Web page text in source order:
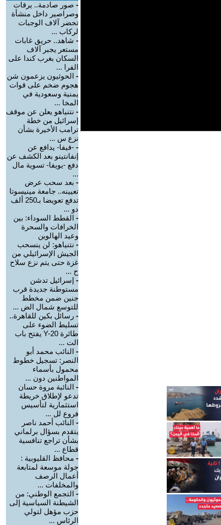
- صور صادمة.. يرقات
وصراصير داخل منشأة
تحضر آلاف الوجبات
لركاب ...
- شاهد.. حريق غابات
مستعر يجبر آلاف
السكان بغرب كندا على
الفرا ...
- الحوثيون يزعمون شن
هجوم ضخم على قوات
يمنية وسعودية في
المخا ...
- نتنياهو يعلن عن موقف
إسرائيل من خطة
ترامب الأخيرة بشأن
نزع س ...
- -فيفا- يدافع عن
إنفانتينو بعد الكشف عن
دفع -يويفا- تسوية مال
...
- بعد سحب عرض
تعيينه.. جامعة مينيسوتا
تدفع تعويضا بـ250 ألف
دو ...
- القطط السوداء: بين
الخرافات والسحرة
وعيد الهالوين
- نتنياهو: لن ينسحب
الجيش الإسرائيلي من
غزة حتى يتم نزع سلاح
ح ...
- إسرائيل تدشن
مستوطنة جديدة قرب
جنين ضمن مخطط
للتوسع شمال الض ...
- رسائل بكين للقاهرة..
تسليط الضوء على
طائرة Y-20 يفتح باب
الت ...
- النائب محمد أبو
النصر: تسجيل خطوط
محمول بأسماء
المواطنين دون ...
- النائبة مروة حسان
تدعو لإطلاق خريطة
استثمارية لتأسيس
فروع لل ...
- النائب أحمد ناصر
يتقدم بسؤال برلماني
بشأن تراجع تنافسية
قطاع ...
- محافظ القليوبية :
جولة موسعة لمتابعة
أعمال الرصف
والمخلفات ...
- التجمع الوطني: من
الشيطنة السياسية إلى
حزب مؤهل لتولي
الرئاس ...